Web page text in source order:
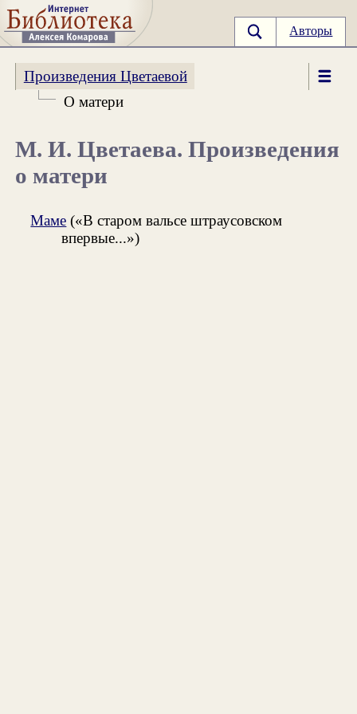
Авторы
Произведения Цветаевой
О матери
М. И. Цветаева. Произведения
о матери
Маме («В старом вальсе штраусовском
впервые...»)